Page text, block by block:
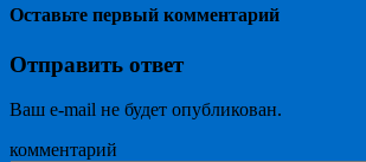
Оставьте первый комментарий
Отправить ответ
Ваш e-mail не будет опубликован.
комментарий